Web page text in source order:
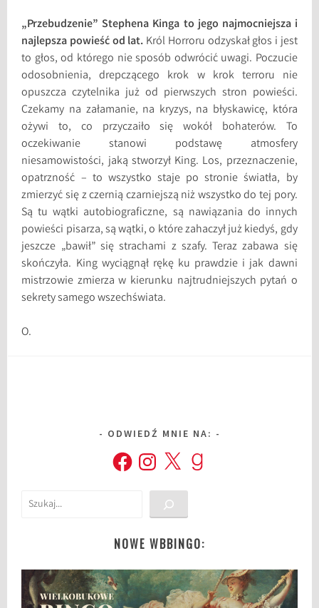
„Przebudzenie” Stephena Kinga to jego najmocniejsza i
najlepsza powieść od lat. Król Horroru odzyskał głos i jest
to głos, od którego nie sposób odwrócić uwagi. Poczucie
odosobnienia, drepczącego krok w krok terroru nie
opuszcza czytelnika już od pierwszych stron powieści.
Czekamy na załamanie, na kryzys, na błyskawicę, która
ożywi to, co przyczaiło się wokół bohaterów. To
oczekiwanie stanowi podstawę atmosfery
niesamowistości, jaką stworzył King. Los, przeznaczenie,
opatrzność – to wszystko staje po stronie światła, by
zmierzyć się z czernią czarniejszą niż wszystko do tej pory.
Są tu wątki autobiograficzne, są nawiązania do innych
powieści pisarza, są wątki, o które zahaczył już kiedyś, gdy
jeszcze „bawił” się strachami z szafy. Teraz zabawa się
skończyła. King wyciągnął rękę ku prawdzie i jak dawni
mistrzowie zmierza w kierunku najtrudniejszych pytań o
sekrety samego wszechświata.
O.
ODWIEDŹ MNIE NA:
FacebookInstagram
X Goodreads
Szukaj
NOWE WBBINGO: